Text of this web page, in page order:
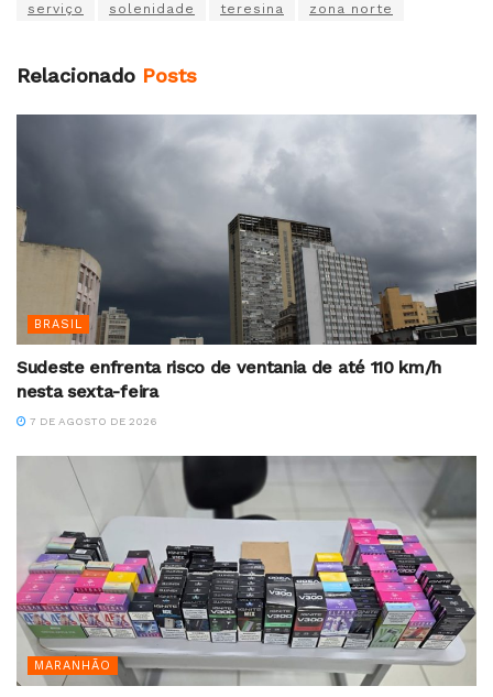
serviço solenidade teresina zona norte
Relacionado Posts
BRASIL
Sudeste enfrenta risco de ventania de até 110 km/h
nesta sexta-feira
7 DE AGOSTO DE 2026
MARANHÃO